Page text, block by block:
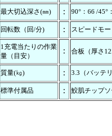
最大切込深さ(㎜) ： 90°：66 /
回転数（回/分) ： スピードモ
1充電当たりの作業
量（目安）
： 合板（厚さ
質量(㎏) ： 3.3（バッテ
標準付属品 ： 鮫肌チップ